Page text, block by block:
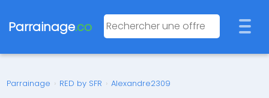
Parrainage.co
Parrainage › RED by SFR › Alexandre2309